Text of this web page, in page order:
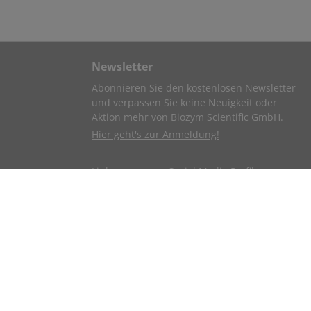
Newsletter
Abonnieren Sie den kostenlosen Newsletter
und verpassen Sie keine Neuigkeit oder
Aktion mehr von Biozym Scientific GmbH.
Hier geht's zur Anmeldung!
Link zu unseren Social Media Profilen